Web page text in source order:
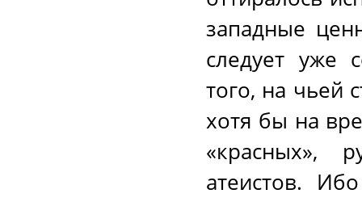
западные
следует уже
того, на чьей
хотя бы на
«красных»,
атеистов.